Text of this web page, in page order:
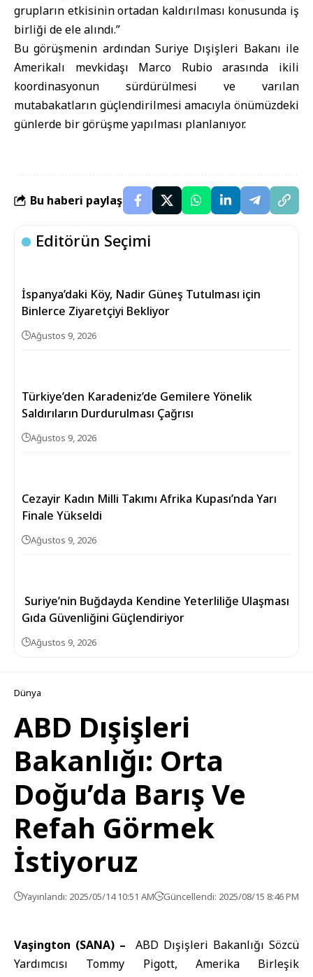
grupların etkisinin ortadan kaldırılması konusunda iş
birliği de ele alındı.”
Bu görüşmenin ardından Suriye Dışişleri Bakanı ile
Amerikalı mevkidaşı Marco Rubio arasında ikili
koordinasyonun sürdürülmesi ve varılan
mutabakatların güçlendirilmesi amacıyla önümüzdeki
günlerde bir görüşme yapılması planlanıyor.
Bu haberi paylaş
Editörün Seçimi
İspanya’daki Köy, Nadir Güneş Tutulması için
Binlerce Ziyaretçiyi Bekliyor
Ağustos 9, 2026
Türkiye’den Karadeniz’de Gemilere Yönelik
Saldırıların Durdurulması Çağrısı
Ağustos 9, 2026
Cezayir Kadın Milli Takımı Afrika Kupası’nda Yarı
Finale Yükseldi
Ağustos 9, 2026
Suriye’nin Buğdayda Kendine Yeterliliğe Ulaşması
Gıda Güvenliğini Güçlendiriyor
Ağustos 9, 2026
Dünya
ABD Dışişleri
Bakanlığı: Orta
Doğu’da Barış Ve
Refah Görmek
İstiyoruz
Yayınlandı: 2025/05/14 10:51 AM Güncellendi: 2025/08/15 8:46 PM
Vaşington (SANA) –
ABD Dışişleri Bakanlığı Sözcü
Yardımcısı Tommy Pigott, Amerika Birleşik